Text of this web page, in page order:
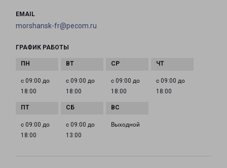
EMAIL
morshansk-fr@pecom.ru
ГРАФИК РАБОТЫ
с 09:00 до
18:00
с 09:00 до
18:00
с 09:00 до
18:00
с 09:00 до
18:00
с 09:00 до
18:00
с 09:00 до
13:00
Выходной